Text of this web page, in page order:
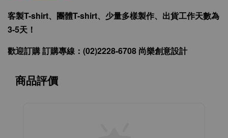
客製T-shirt、團體T-shirt、少量多樣製作、出貨工作天數為
3-5天！
歡迎訂購 訂購專線：(02)2228-6708 尚樂創意設計
商品評價